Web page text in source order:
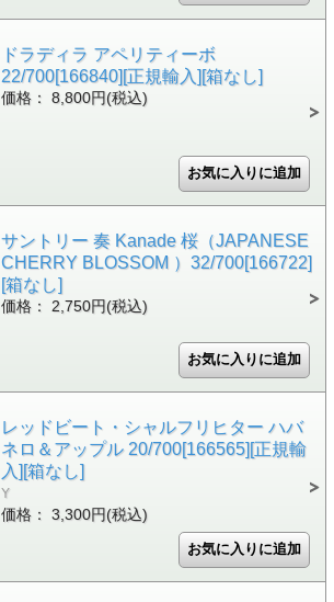
ドラディラ アペリティーボ
22/700[166840][正規輸入][箱なし]
価格： 8,800円(税込)
サントリー 奏 Kanade 桜（JAPANESE
CHERRY BLOSSOM ）32/700[166722]
[箱なし]
価格： 2,750円(税込)
レッドビート・シャルフリヒター ハバ
ネロ＆アップル 20/700[166565][正規輸
入][箱なし]
Y
価格： 3,300円(税込)